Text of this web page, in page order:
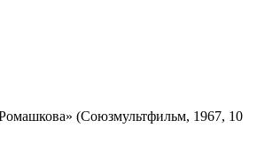
(Союзмультфильм, 1967, 10